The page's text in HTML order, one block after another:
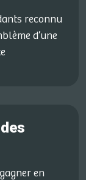
reconnu
d’une
en